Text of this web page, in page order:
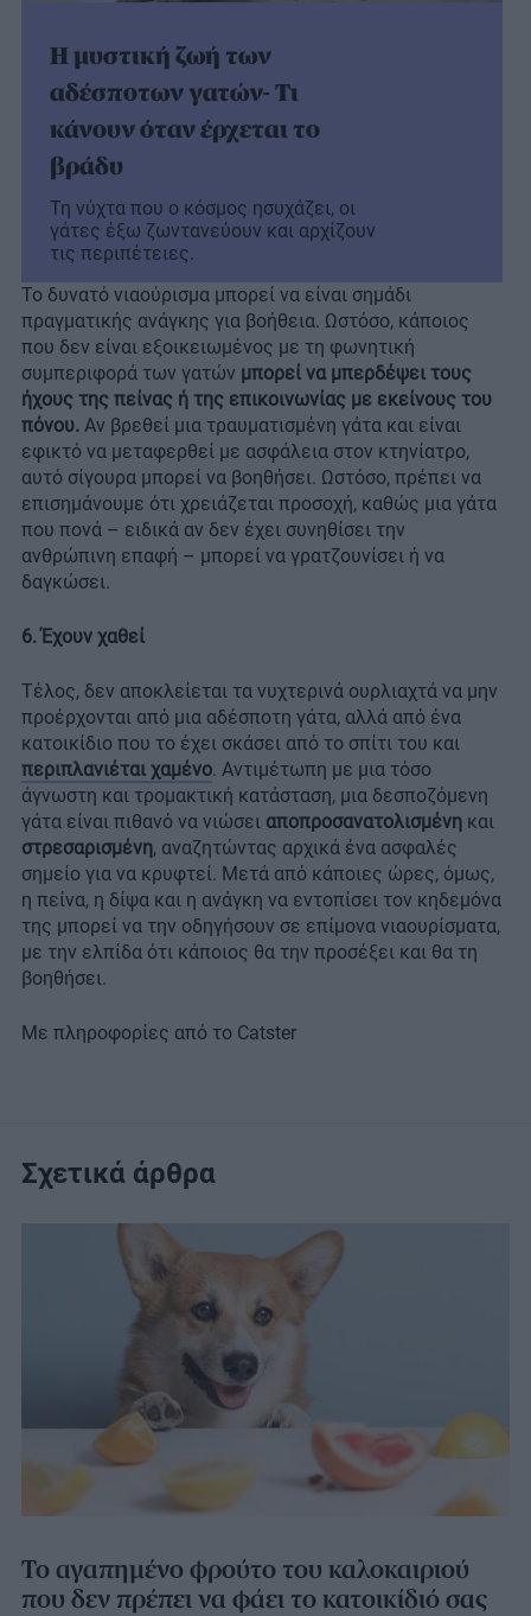
Η μυστική ζωή των
αδέσποτων γατών- Τι
κάνουν όταν έρχεται το
βράδυ
Τη νύχτα που ο κόσμος ησυχάζει, οι
γάτες έξω ζωντανεύουν και αρχίζουν
τις περιπέτειες.
Το δυνατό νιαούρισμα μπορεί να είναι σημάδι
πραγματικής ανάγκης για βοήθεια. Ωστόσο, κάποιος
που δεν είναι εξοικειωμένος με τη φωνητική
συμπεριφορά των γατών μπορεί να μπερδέψει τους
ήχους της πείνας ή της επικοινωνίας με εκείνους του
πόνου. Αν βρεθεί μια τραυματισμένη γάτα και είναι
εφικτό να μεταφερθεί με ασφάλεια στον κτηνίατρο,
αυτό σίγουρα μπορεί να βοηθήσει. Ωστόσο, πρέπει να
επισημάνουμε ότι χρειάζεται προσοχή, καθώς μια γάτα
που πονά – ειδικά αν δεν έχει συνηθίσει την
ανθρώπινη επαφή – μπορεί να γρατζουνίσει ή να
δαγκώσει.
6. Έχουν χαθεί
Τέλος, δεν αποκλείεται τα νυχτερινά ουρλιαχτά να μην
προέρχονται από μια αδέσποτη γάτα, αλλά από ένα
κατοικίδιο που το έχει σκάσει από το σπίτι του και
περιπλανιέται χαμένο. Αντιμέτωπη με μια τόσο
άγνωστη και τρομακτική κατάσταση, μια δεσποζόμενη
γάτα είναι πιθανό να νιώσει αποπροσανατολισμένη και
στρεσαρισμένη, αναζητώντας αρχικά ένα ασφαλές
σημείο για να κρυφτεί. Μετά από κάποιες ώρες, όμως,
η πείνα, η δίψα και η ανάγκη να εντοπίσει τον κηδεμόνα
της μπορεί να την οδηγήσουν σε επίμονα νιαουρίσματα,
με την ελπίδα ότι κάποιος θα την προσέξει και θα τη
βοηθήσει.
Με πληροφορίες από το Catster
Σχετικά άρθρα
Το αγαπημένο φρούτο του καλοκαιριού
που δεν πρέπει να φάει το κατοικίδιό σας